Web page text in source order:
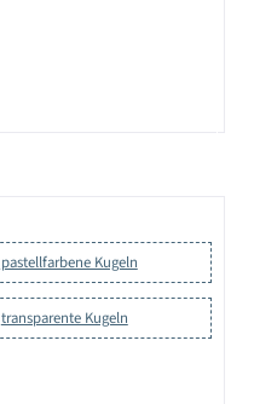
pastellfarbene Kugeln
transparente Kugeln